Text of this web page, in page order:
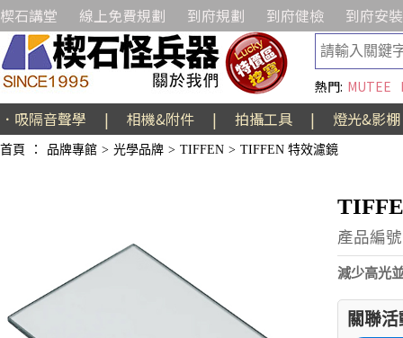
楔石講堂 線上免費規劃 到府規劃 到府健檢 到府安裝
熱門: MUTEE
．吸隔音聲學 | 相機&附件 | 拍攝工具 | 燈光&影棚
首頁 ： 品牌專館 > 光學品牌 > TIFFEN > TIFFEN 特效濾鏡
產品編
減少高光
關聯